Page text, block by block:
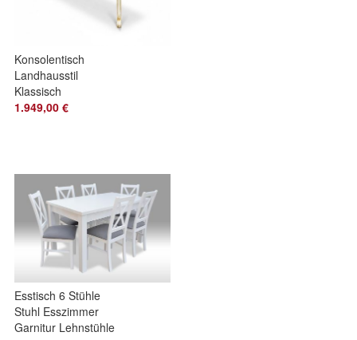
Konsolentisch
Landhausstil
Klassisch
Telefontische
1.949,00 €
Esstisch 6 Stühle
Stuhl Esszimmer
Garnitur Lehnstühle